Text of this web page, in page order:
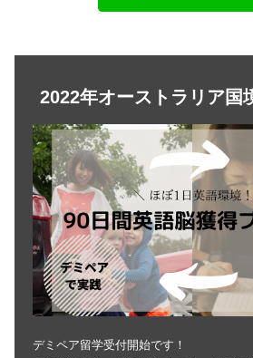
2022年オーストラリア国
デミペア留学受付開始です！